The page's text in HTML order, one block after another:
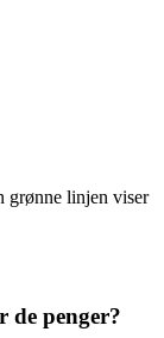
grønne linjen viser
de penger?